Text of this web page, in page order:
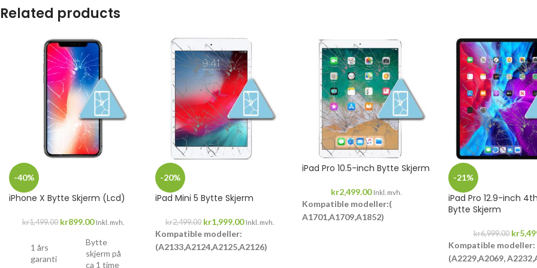
Related products
-40%
iPhone X Bytte Skjerm (Lcd)
kr1,499.00 kr899.00 Inkl. mvh.
1 års
garanti
Bytte
skjerm på
ca 1 time
-20%
iPad Mini 5 Bytte Skjerm
kr2,499.00 kr1,999.00 Inkl. mvh.
Kompatible modeller:
(A2133,A2124,A2125,A2126)
iPad Pro 10.5-inch Bytte Skjerm
kr2,499.00 Inkl. mvh.
Kompatible modeller:(
A1701,A1709,A1852)
-21%
iPad Pro 12.9-inch
Bytte Skjerm
kr6,999.00 kr
Kompatible modeller:
(A2229,A2069,